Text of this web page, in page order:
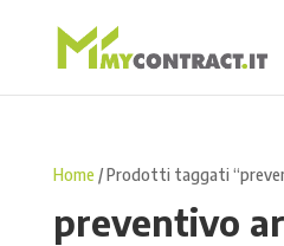
Home / Prodotti taggati
preventivo